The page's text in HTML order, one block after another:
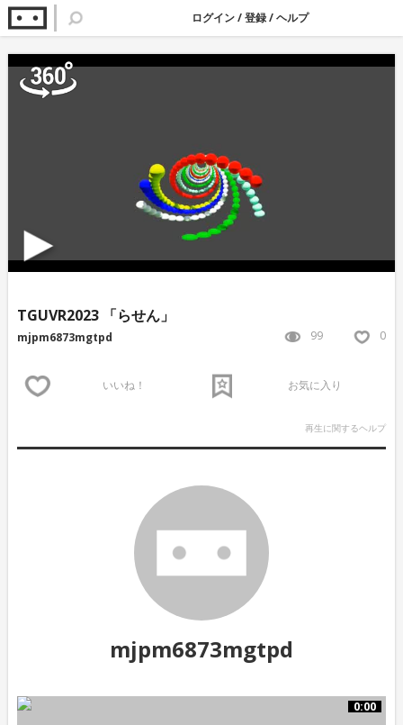
ログイン/登録/ヘルプ
TGUVR2023 「らせん」
mjpm6873mgtpd 99 0
いいね！ お気に入り
再生に関するヘルプ
mjpm6873mgtpd
0:00